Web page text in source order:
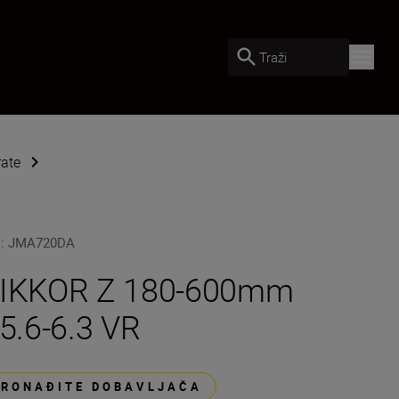
Traži
:JMA720DA
Z 180-600mm
6.3 VR
DOBAVLJAČA